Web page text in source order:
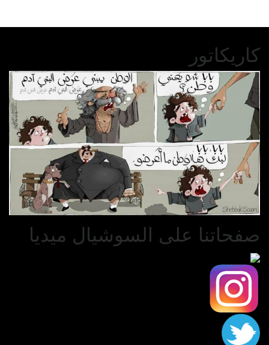
كاريكاتور
صفحاتنا على السوشيال ميديا